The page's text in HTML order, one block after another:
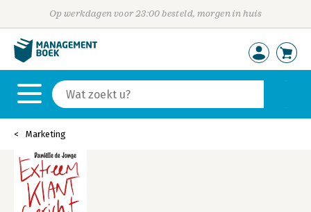
Op werkdagen voor 23:00 besteld, morgen in huis
Marketing